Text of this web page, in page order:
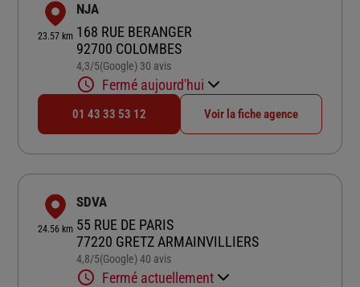
23.57 km
NJA
168 RUE BERANGER
92700 COLOMBES
4,3/5Note de 4.3 sur 5
(Google) 30 avis
Fermé aujourd'hui
01 43 33 53 12 Voir la fiche agence
24.56 km
SDVA
55 RUE DE PARIS
77220 GRETZ ARMAINVILLIERS
4,8/5Note de 4.8 sur 5
(Google) 40 avis
Fermé actuellement